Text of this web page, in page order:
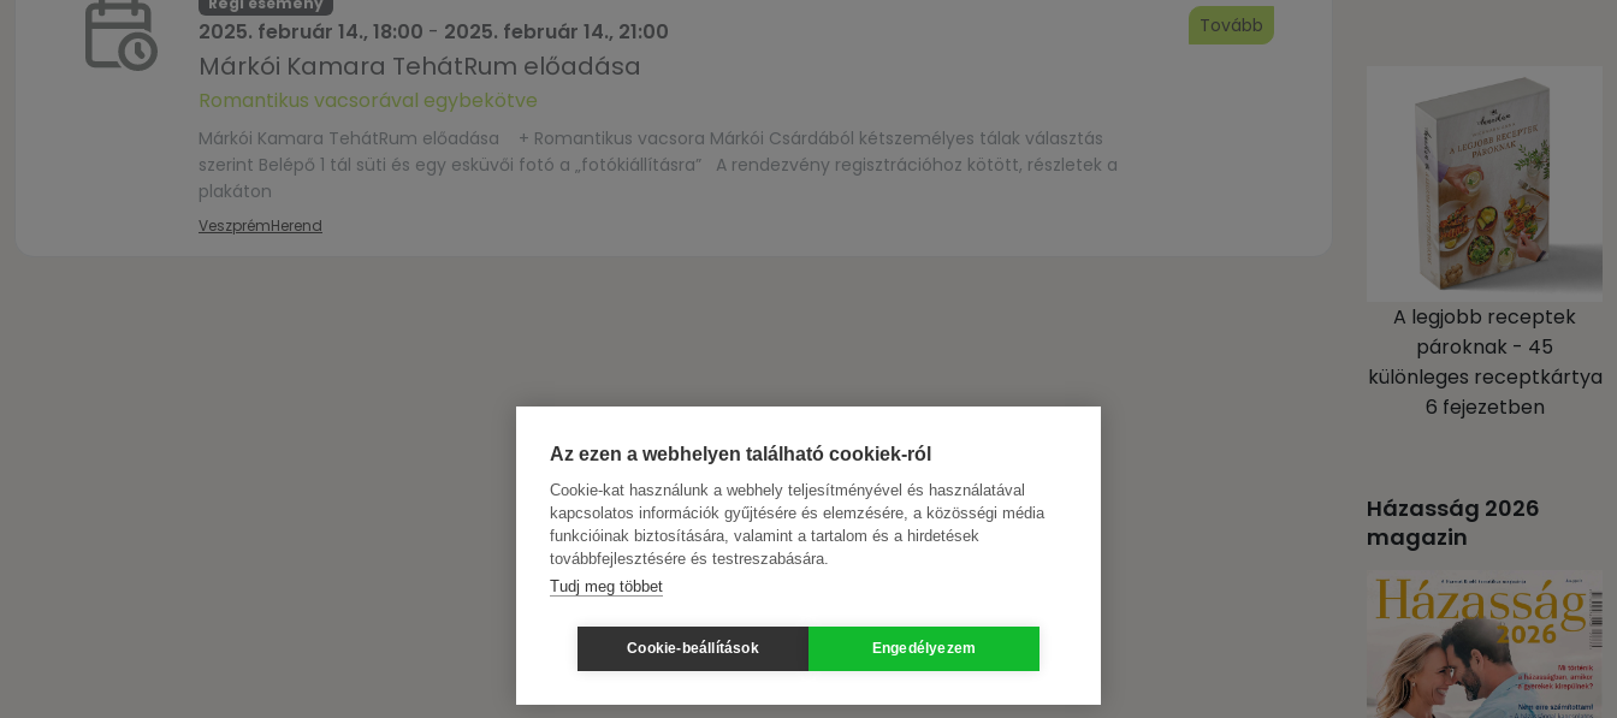
2025. február 14., 18:00 - 2025. február 14., 21:00
Márkói Kamara TehátRum előadása
Romantikus vacsorával egybekötve
Márkói Kamara TehátRum előadása + Romantikus vacsora Márkói Csárdából kétszemélyes tálak választás
szerint Belépő 1 tál süti és egy esküvői fotó a „fotókiállításra” A rendezvény regisztrációhoz kötött, részletek a
plakáton
VeszprémHerend
Tovább
A legjobb receptek
pároknak - 45
különleges receptkártya
6 fejezetben
Házasság 2026
magazin
Az ezen a webhelyen található cookiek-ról
Cookie-kat használunk a webhely teljesítményével és használatával
kapcsolatos információk gyűjtésére és elemzésére, a közösségi média
funkcióinak biztosítására, valamint a tartalom és a hirdetések
továbbfejlesztésére és testreszabására.
Tudj meg többet
Cookie-beállítások Engedélyezem